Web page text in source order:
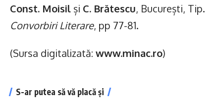
Const. Moisil și C. Brătescu, București, Tip.
Convorbiri Literare, pp 77-81.
(Sursa digitalizată: www.minac.ro)
S-ar putea să vă placă și